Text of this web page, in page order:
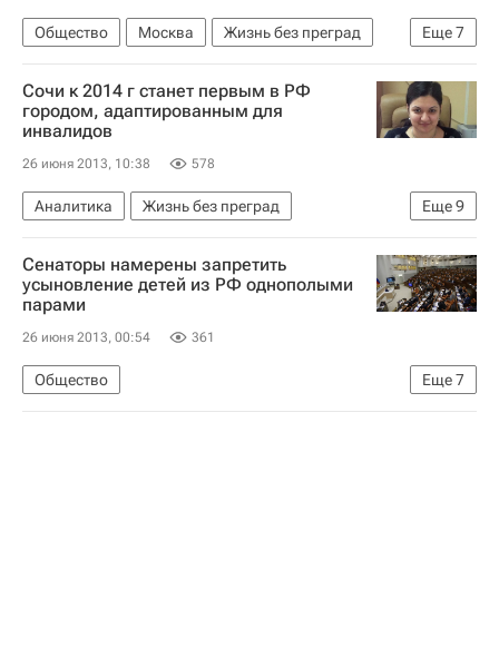
Еще7
Общество Москва
Жизнь без преград
Центральный ФО
Весь мир
Европа
Фонд "Линия жизни"
Детские вопросы
Школа волонтера
Сочи к 2014 г станет первым в РФ
городом, адаптированным для
инвалидов
26 июня 2013, 10:38 578
Еще9
Аналитика
Жизнь без преград
Интервью - Авторы
Сочи
Европа
Краснодарский край
Весь мир
Южный ФО
Здоровье
Россия
Сенаторы намерены запретить
усыновление детей из РФ однополыми
парами
26 июня 2013, 00:54 361
Еще7
Общество
Запрет усыновления российских детей однополыми парами